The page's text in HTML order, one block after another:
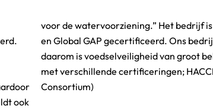
ook
Consortium)